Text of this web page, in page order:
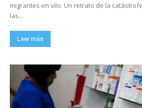
migrantes en vilo. Un retrato de la
las...
Leer más